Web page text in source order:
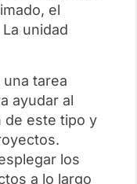
el
unidad
tarea
ayudar al
de este tipo y
los
a lo largo